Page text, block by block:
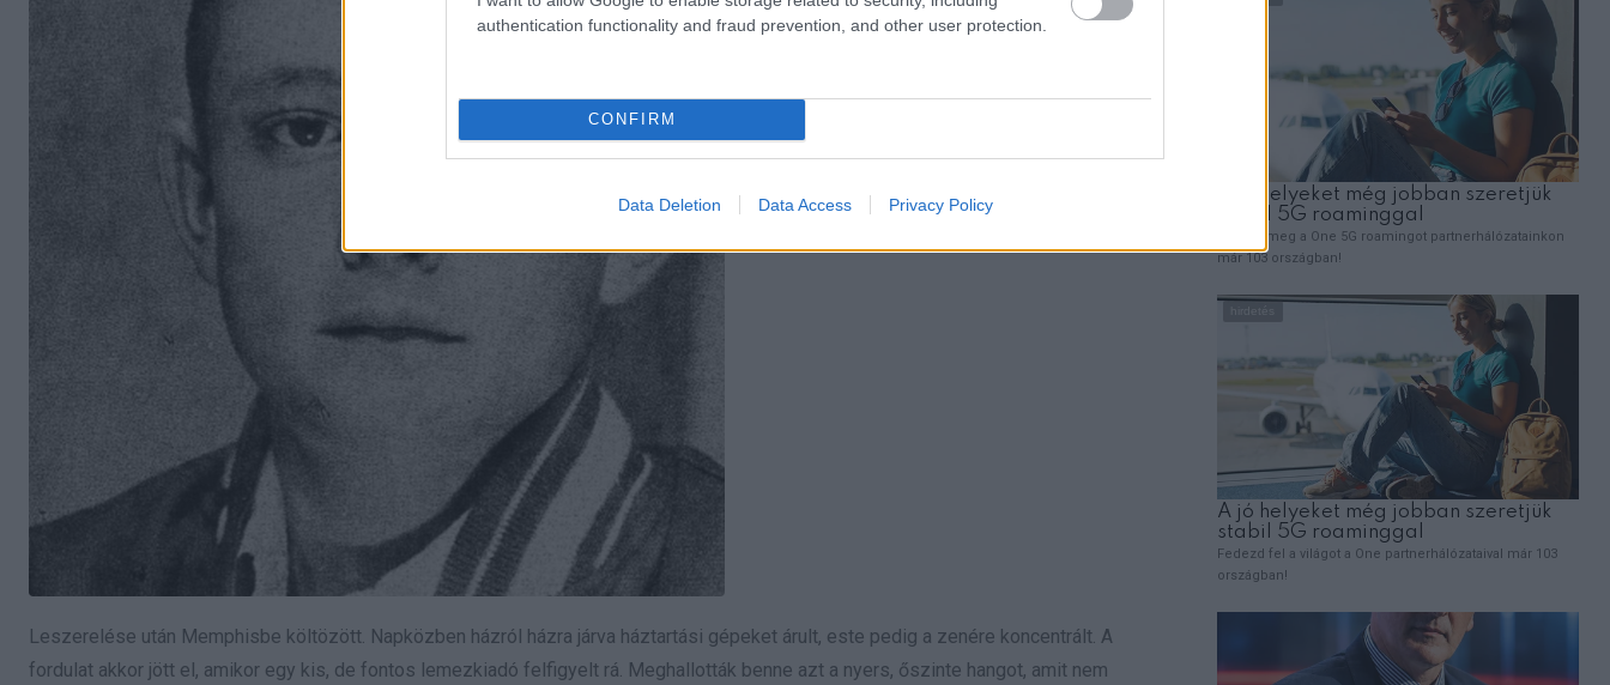
authentication functionality and fraud prevention, and other user protection.
CONFIRM
Data Deletion Data Access Privacy Policy
Leszerelése után Memphisbe költözött. Napközben házról házra járva háztartási gépeket árult, este pedig a zenére koncentrált. A
fordulat akkor jött el, amikor egy kis, de fontos lemezkiadó felfigyelt rá. Meghallották benne azt a nyers, őszinte hangot, amit nem